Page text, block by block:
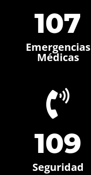
107
Emergencias
Médicas

109
Seguridad